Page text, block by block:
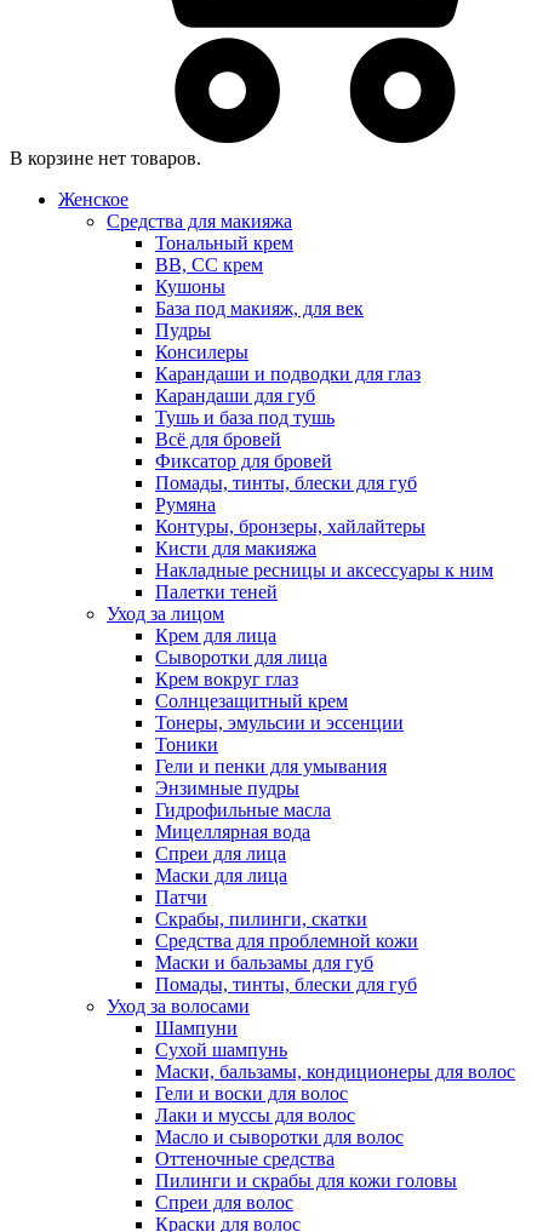
В корзине нет товаров.
Женское
Средства для макияжа
Тональный крем
BB, CC крем
Кушоны
База под макияж, для век
Пудры
Консилеры
Карандаши и подводки для глаз
Карандаши для губ
Тушь и база под тушь
Всё для бровей
Фиксатор для бровей
Помады, тинты, блески для губ
Румяна
Контуры, бронзеры, хайлайтеры
Кисти для макияжа
Накладные ресницы и аксессуары к ним
Палетки теней
Уход за лицом
Крем для лица
Сыворотки для лица
Крем вокруг глаз
Солнцезащитный крем
Тонеры, эмульсии и эссенции
Тоники
Гели и пенки для умывания
Энзимные пудры
Гидрофильные масла
Мицеллярная вода
Спреи для лица
Маски для лица
Патчи
Скрабы, пилинги, скатки
Средства для проблемной кожи
Маски и бальзамы для губ
Помады, тинты, блески для губ
Уход за волосами
Шампуни
Сухой шампунь
Маски, бальзамы, кондиционеры для волос
Гели и воски для волос
Лаки и муссы для волос
Масло и сыворотки для волос
Оттеночные средства
Пилинги и скрабы для кожи головы
Спреи для волос
Краски для волос